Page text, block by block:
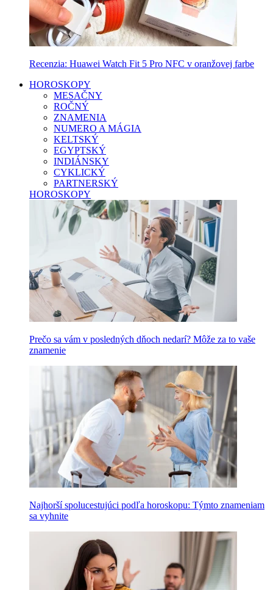
Recenzia: Huawei Watch Fit 5 Pro NFC v oranžovej farbe
HOROSKOPY
MESAČNY
ROČNÝ
ZNAMENIA
NUMERO A MÁGIA
KELTSKÝ
EGYPTSKÝ
INDIÁNSKY
CYKLICKÝ
PARTNERSKÝ
HOROSKOPY
Prečo sa vám v posledných dňoch nedarí? Môže za to vaše
znamenie
Najhorší spolucestujúci podľa horoskopu: Týmto znameniam
sa vyhnite